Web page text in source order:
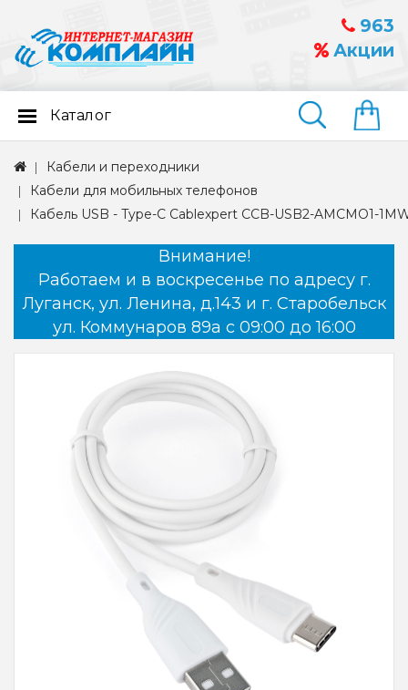
963
Акции
Найти
Каталог
Кабели и переходники
Кабели для мобильных телефонов
Кабель USB - Type-C Cablexpert CCB-USB2-AMCMO1-
Внимание!
Работаем и в воскресенье по адресу г.
Луганск, ул. Ленина, д.143 и г. Старобельск
ул. Коммунаров 89а с 09:00 до 16:00